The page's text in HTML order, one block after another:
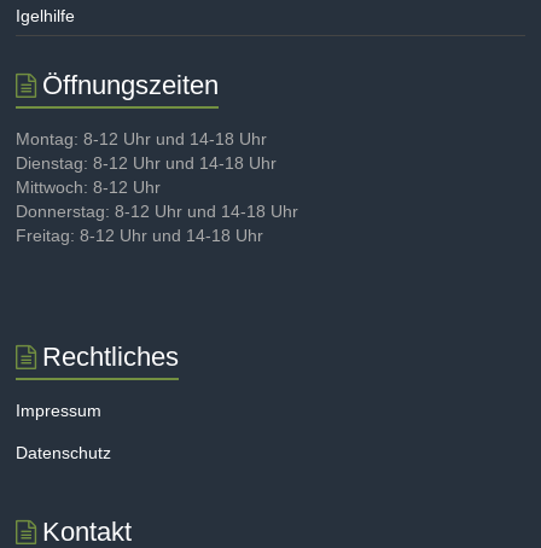
Igelhilfe
Öffnungszeiten
Montag: 8-12 Uhr und 14-18 Uhr
Dienstag: 8-12 Uhr und 14-18 Uhr
Mittwoch: 8-12 Uhr
Donnerstag: 8-12 Uhr und 14-18 Uhr
Freitag: 8-12 Uhr und 14-18 Uhr
Rechtliches
Impressum
Datenschutz
Kontakt